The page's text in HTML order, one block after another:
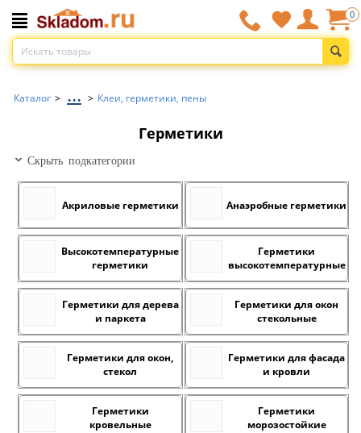
0
Каталог > ... > Клеи, герметики, пены
Герметики
Скрыть подкатегории
Акриловые герметики Анаэробные герметики
Высокотемпературные
герметики
Герметики
высокотемпературные
Герметики для дерева
и паркета
Герметики для окон
стекольные
Герметики для окон,
стекол
Герметики для фасада
и кровли
Герметики
кровельные
Герметики
морозостойкие